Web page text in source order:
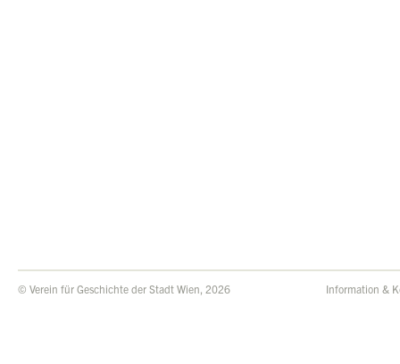
© Verein für Geschichte der Stadt Wien, 2026 Information &